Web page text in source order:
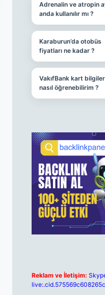
Adrenalin ve atropin
anda kullanılır mı ?
Karaburun’da otobüs
fiyatları ne kadar ?
VakıfBank kart
nasıl öğrenebilirim ?
Reklam ve İletişim: